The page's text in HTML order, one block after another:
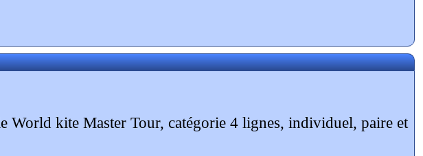
World kite Master Tour, catégorie 4 lignes, individuel, paire et